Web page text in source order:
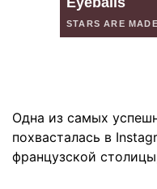
Одна из самых
похвасталась в
французской